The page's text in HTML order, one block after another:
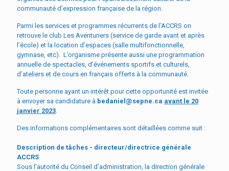
communauté d’expression française de la région.
Parmi les services et programmes récurrents de l’ACCRS on
retrouve le club Les Aventuriers (service de garde avant et après
l’école) et la location d’espaces (salle multifonctionnelle,
gymnase, etc). L’organisme présente aussi une programmation
annuelle de spectacles, d’événements sportifs et culturels,
d’ateliers et de cours en français offerts à la communauté.
Toute personne ayant un intérêt pour cette opportunité est invitée
à envoyer sa candidature à bedaniel@sepne.ca avant le 20
janvier 2023
Des informations complémentaires sont détaillées comme suit :
Description de tâches - directeur/directrice générale
ACCRS
Sous l’autorité du Conseil d’administration, la direction générale